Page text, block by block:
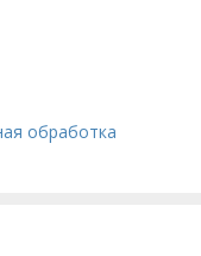
обработка